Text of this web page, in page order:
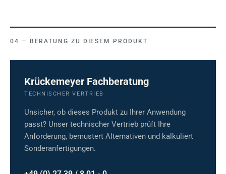
BERATUNG ZU DIESEM PRODUKT
Krückemeyer Fachberatung
TECHNISCHER VERTRIEB
Unsicher, ob dieses Produkt zu Ihrer Anwendung
passt? Unser technischer Vertrieb prüft Ihre
Anforderung, bemustert Alternativen und kalkuliert
Sonderanfertigungen.